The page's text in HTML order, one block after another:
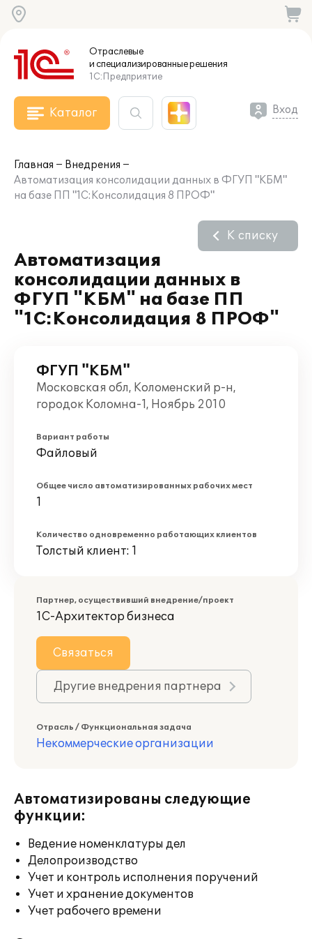
Отраслевые
и специализированныерешения
1С:Предприятие
Каталог Вход
Главная
Внедрения
Автоматизация консолидации данных в ФГУП "КБМ"
на базе ПП "1С:Консолидация 8 ПРОФ"
Автоматизация
консолидации данных в
ФГУП "КБМ" на базе ПП
"1С:Консолидация 8 ПРОФ"
К списку
ФГУП "КБМ"
Московская обл, Коломенский р-н,
городок Коломна-1, Ноябрь 2010
Вариант работы
Файловый
Общее число автоматизированных рабочих мест
1
Количество одновременно работающих клиентов
Толстый клиент: 1
Партнер, осуществивший внедрение/проект
1С-Архитектор бизнеса
Связаться
Другие внедрения партнера
Отрасль / Функциональная задача
Некоммерческие организации
Автоматизированы следующие
функции:
Ведение номенклатуры дел
Делопроизводство
Учет и контроль исполнения поручений
Учет и хранение документов
Учет рабочего времени